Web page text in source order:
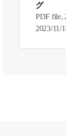
グ
PDF file,
2023/11/